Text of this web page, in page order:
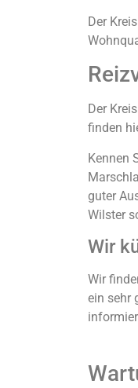
Der
Der
finden
Kennen
guter
Wilster
Wir
Wir
ein sehr